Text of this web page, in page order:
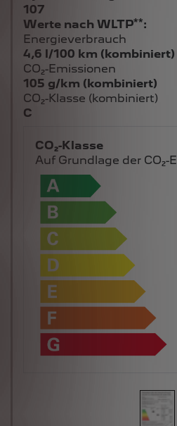
Werte nach WLTP
Energieverbrauch
4,6 l/100 km (kombiniert)
CO₂-Emissionen
105 g/km (kombiniert)
CO₂-Klasse (kombiniert)
C
Auf Grundlage der CO₂-